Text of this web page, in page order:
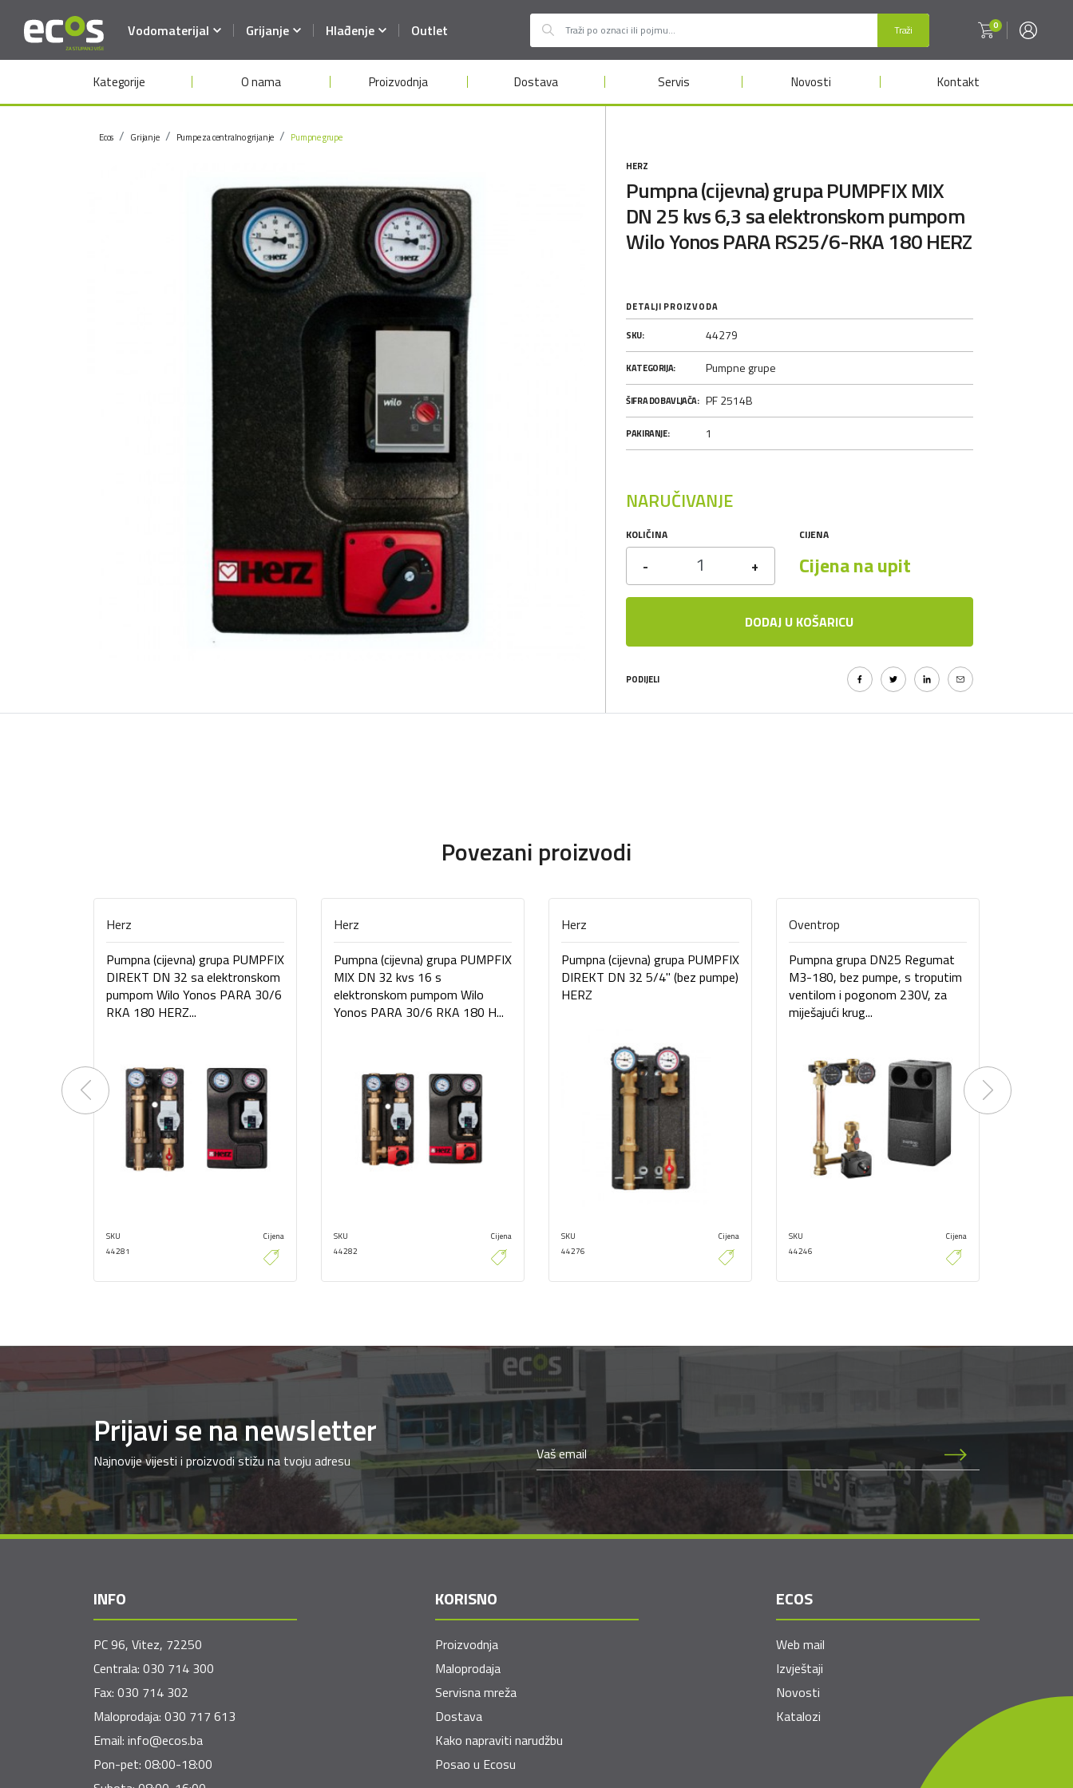
Traži 0
Vodomaterijal Grijanje Hlađenje Outlet
Kategorije O nama Proizvodnja Dostava Servis Novosti Kontakt
Ecos Grijanje Pumpe za centralno grijanje Pumpne grupe
HERZ
Pumpna (cijevna) grupa PUMPFIX MIX
DN 25 kvs 6,3 sa elektronskom pumpom
Wilo Yonos PARA RS25/6-RKA 180 HERZ
DETALJI PROIZVODA
SKU: 44279
KATEGORIJA: Pumpne grupe
ŠIFRA DOBAVLJAČA: PF 2514B
PAKIRANJE: 1
NARUČIVANJE
KOLIČINA
- +
CIJENA
Cijena na upit
DODAJ U KOŠARICU
PODIJELI
Povezani proizvodi
Herz
Pumpna (cijevna) grupa PUMPFIX
DIREKT DN 32 sa elektronskom
pumpom Wilo Yonos PARA 30/6
RKA 180 HERZ...
SKU
44281
Cijena
Herz
Pumpna (cijevna) grupa PUMPFIX
MIX DN 32 kvs 16 s
elektronskom pumpom Wilo
Yonos PARA 30/6 RKA 180 H...
SKU
44282
Cijena
Herz
Pumpna (cijevna) grupa PUMPFIX
DIREKT DN 32 5/4" (bez pumpe)
HERZ
SKU
44276
Cijena
Oventrop
Pumpna grupa DN25 Regumat
M3-180, bez pumpe, s troputim
ventilom i pogonom 230V, za
miješajući krug...
SKU
44246
Cijena
Previous Next
Prijavi se na newsletter
Najnovije vijesti i proizvodi stižu na tvoju adresu
INFO
PC 96, Vitez, 72250
Centrala: 030 714 300
Fax: 030 714 302
Maloprodaja: 030 717 613
Email: info@ecos.ba
Pon-pet: 08:00-18:00
KORISNO
Proizvodnja
Maloprodaja
Servisna mreža
Dostava
Kako napraviti narudžbu
Posao u Ecosu
ECOS
Web mail
Izvještaji
Novosti
Katalozi